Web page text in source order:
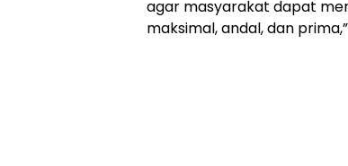
agar masyarakat dapat
maksimal, andal, dan